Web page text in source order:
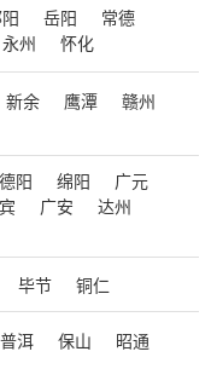
岳阳
常德
永州 怀化
新余 鹰潭
赣州
德阳 绵阳
广元
广安
达州
毕节 铜仁
普洱 保山
昭通